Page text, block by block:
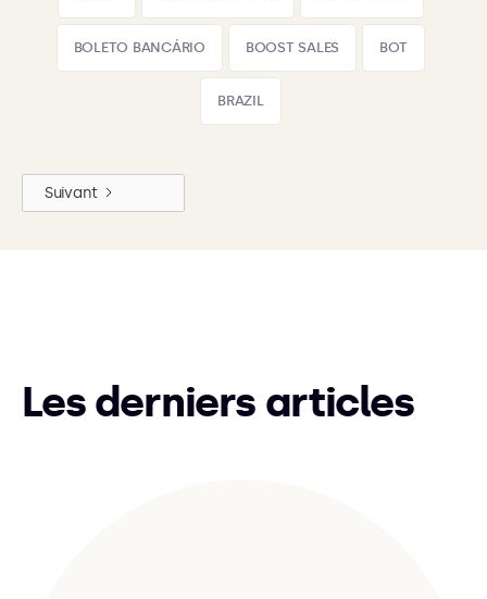
BOLETO BANCÁRIO BOOST SALES BOT
BRAZIL
Suivant
Les derniers articles